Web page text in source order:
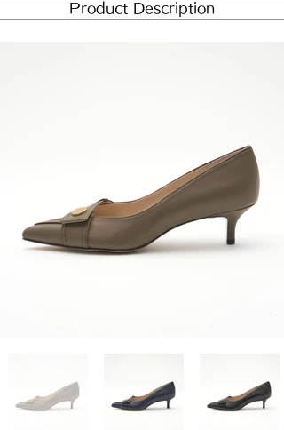
​Product Description